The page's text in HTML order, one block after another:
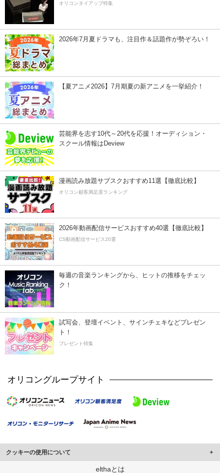
オリコンタイアップ特集
2026年7月夏ドラマも、注目作＆話題作が勢ぞろい！
【夏アニメ2026】7月期夏の新アニメを一挙紹介！
芸能界を志す10代～20代を応援！オーディション・
スクール情報はDeview
漫画読み放題サブスクおすすめ11選【徹底比較】
オリコン顧客満足度ランキング
2026年動画配信サービスおすすめ40選【徹底比較】
CS動画配信サービス20選
毎週の音楽ランキングから、ヒットの推移をチェッ
ク！
試写会、登壇イベント、サインチェキなどプレゼン
ト！
プレゼント特集
オリコングループサイト
クッキーの使用について
このサイトでは Cookie を使用して、ユーザーに合わせたコンテンツや広告の
elthaとは